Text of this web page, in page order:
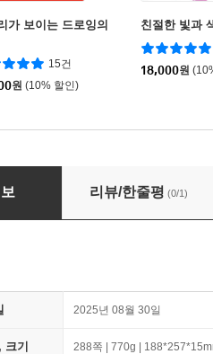
가 보이는 드로잉의
15건
원 (10% 할인)
친절한 빛과
18,000원
출
리뷰/한줄평 (0/1)
2025년 08월 30일
기 288쪽 | 770g |